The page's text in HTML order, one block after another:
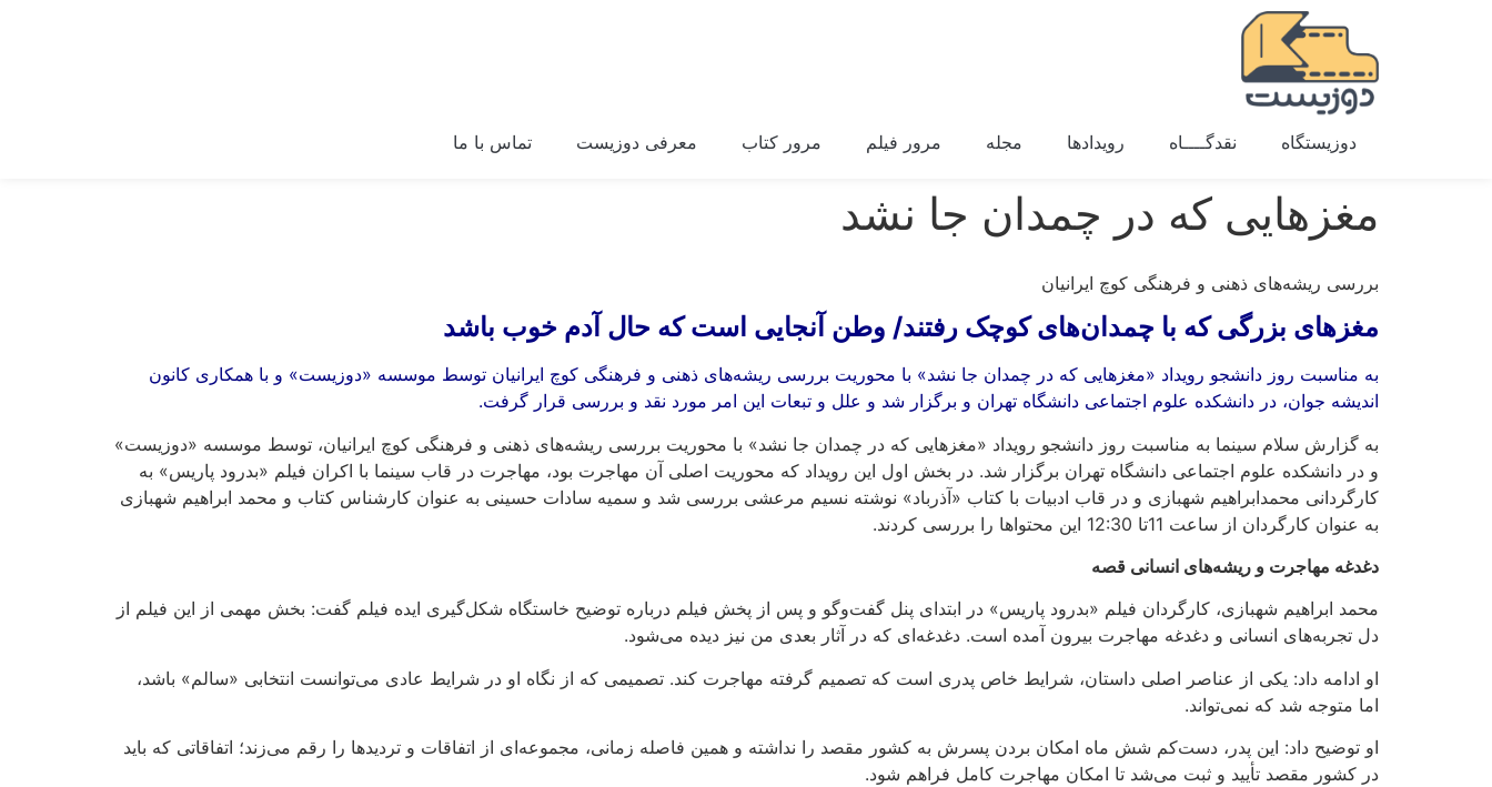
دوزیستگاه نقدگــــاه رویدادها مجله مرور فیلم مرور کتاب معرفی دوزیست تماس با ما
مغزهایی که در چمدان جا نشد
بررسی ریشه‌های ذهنی و فرهنگی کوچ ایرانیان
مغزهای بزرگی که با چمدان‌های کوچک رفتند/ وطن آنجایی است که حال آدم خوب باشد
به مناسبت روز دانشجو رویداد «مغزهایی که در چمدان جا نشد» با محوریت بررسی ریشه‌های ذهنی و فرهنگی کوچ ایرانیان توسط موسسه «دوزیست» و با همکاری کانون
اندیشه جوان، در دانشکده علوم اجتماعی دانشگاه تهران و برگزار شد و علل و تبعات این امر مورد نقد و بررسی قرار گرفت.
به گزارش سلام سینما به مناسبت روز دانشجو رویداد «مغزهایی که در چمدان جا نشد» با محوریت بررسی ریشه‌های ذهنی و فرهنگی کوچ ایرانیان، توسط موسسه «دوزیست»
و در دانشکده علوم اجتماعی دانشگاه تهران برگزار شد. در بخش اول این رویداد که محوریت اصلی آن مهاجرت بود، مهاجرت در قاب سینما با اکران فیلم «بدرود پاریس» به
کارگردانی محمدابراهیم شهبازی و در قاب ادبیات با کتاب «آذرباد» نوشته نسیم مرعشی بررسی شد و سمیه سادات حسینی به عنوان کارشناس کتاب و محمد ابراهیم شهبازی
به عنوان کارگردان از ساعت 11تا 12:30 این محتواها را بررسی کردند.
دغدغه مهاجرت و ریشه‌های انسانی قصه
محمد ابراهیم شهبازی، کارگردان فیلم «بدرود پاریس» در ابتدای پنل گفت‌وگو و پس از پخش فیلم درباره توضیح خاستگاه شکل‌گیری ایده فیلم گفت: بخش مهمی از این فیلم از
دل تجربه‌های انسانی و دغدغه مهاجرت بیرون آمده است. دغدغه‌ای که در آثار بعدی من نیز دیده می‌شود.
او ادامه داد: یکی از عناصر اصلی داستان، شرایط خاص پدری است که تصمیم گرفته مهاجرت کند. تصمیمی که از نگاه او در شرایط عادی می‌توانست انتخابی «سالم» باشد،
اما متوجه شد که نمی‌تواند.
او توضیح داد: این پدر، دست‌کم شش ماه امکان بردن پسرش به کشور مقصد را نداشته و همین فاصله زمانی، مجموعه‌ای از اتفاقات و تردیدها را رقم می‌زند؛ اتفاقاتی که باید
در کشور مقصد تأیید و ثبت می‌شد تا امکان مهاجرت کامل فراهم شود.